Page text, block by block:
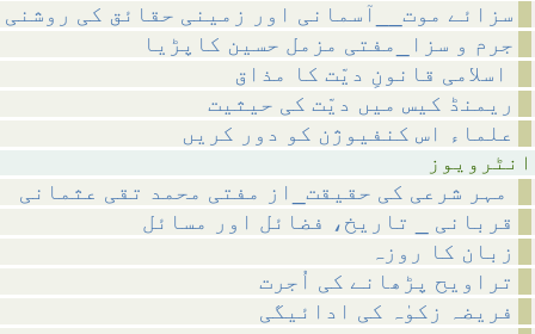
سزائے موت__آسمانی اور زمینی حقائق کی
جرم و سزا_مفتی مزمل حسین کاپڑیا
ریمنڈ کیس میں دیّت کی حیثیت
علماء اس کنفیوژن کو دور کریں
قربانی _ تاریخ، فضائل اور مسائل
زبان کا روزہ
تراویح پڑھانے کی اُجرت
فریضہ زکوٰہ کی ادائیگی